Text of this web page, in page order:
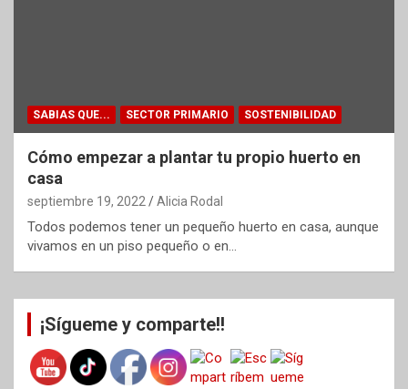
SABIAS QUE... SECTOR PRIMARIO SOSTENIBILIDAD
Cómo empezar a plantar tu propio huerto en
casa
septiembre 19, 2022 Alicia Rodal
Todos podemos tener un pequeño huerto en casa, aunque
vivamos en un piso pequeño o en…
¡Sígueme y comparte!!